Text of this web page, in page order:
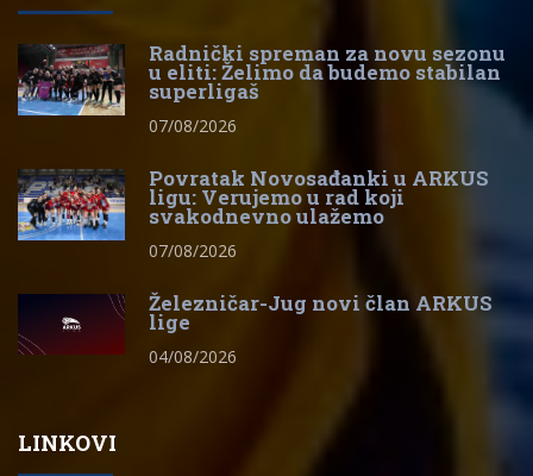
Radnički spreman za novu sezonu
u eliti: Želimo da budemo stabilan
superligaš
07/08/2026
Povratak Novosađanki u ARKUS
ligu: Verujemo u rad koji
svakodnevno ulažemo
07/08/2026
Železničar-Jug novi član ARKUS
lige
04/08/2026
LINKOVI